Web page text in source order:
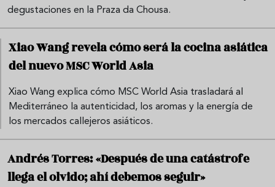
degustaciones en la Praza da Chousa.
Xiao Wang revela cómo será la cocina asiática
del nuevo MSC World Asia
Xiao Wang explica cómo MSC World Asia trasladará al
Mediterráneo la autenticidad, los aromas y la energía de
los mercados callejeros asiáticos.
Andrés Torres: «Después de una catástrofe
llega el olvido; ahí debemos seguir»